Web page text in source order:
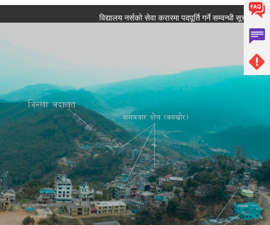
विद्यालय नर्सको सेवा करारमा पदपूर्ति गर्ने सम्वन्धी सूचना ।।